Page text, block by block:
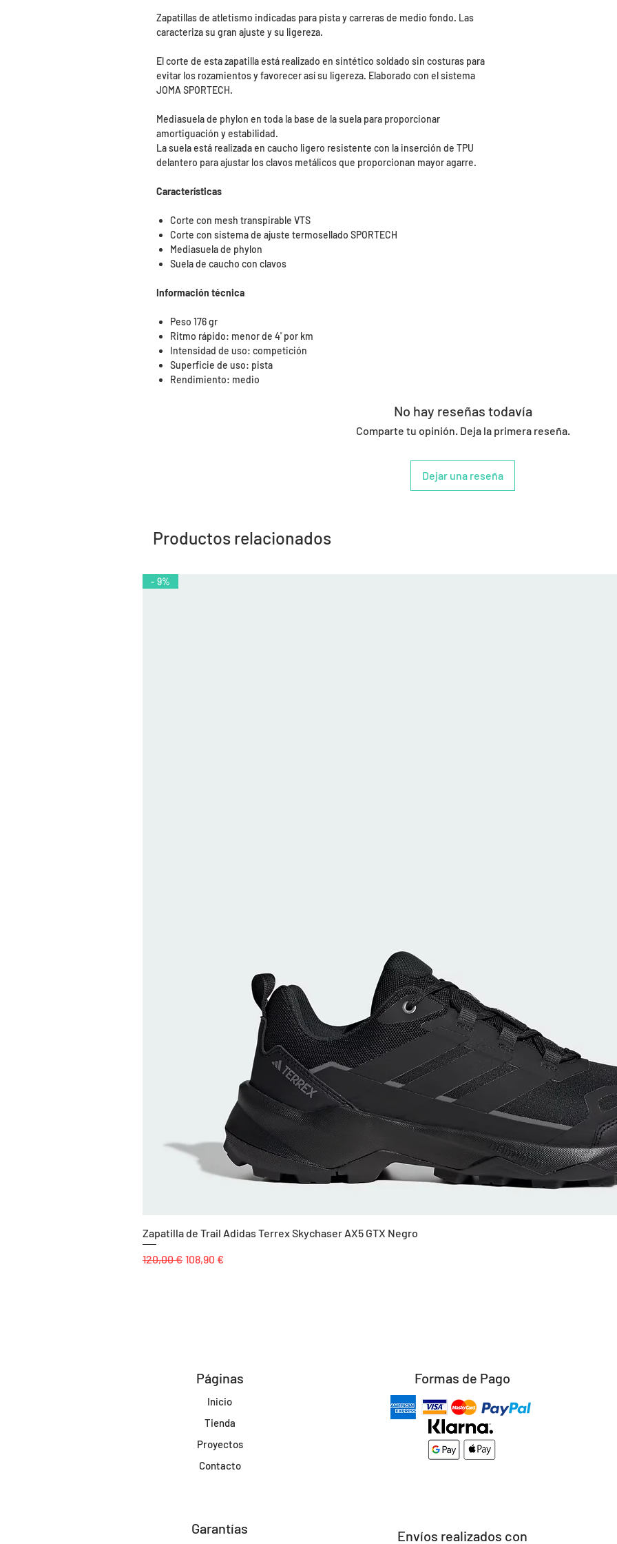
Zapatillas de atletismo indicadas para pista y carreras de medio fondo. Las
caracteriza su gran ajuste y su ligereza.
El corte de esta zapatilla está realizado en sintético soldado sin costuras para
evitar los rozamientos y favorecer así su ligereza. Elaborado con el sistema
JOMA SPORTECH.
Mediasuela de phylon en toda la base de la suela para proporcionar
amortiguación y estabilidad.
La suela está realizada en caucho ligero resistente con la inserción de TPU
delantero para ajustar los clavos metálicos que proporcionan mayor agarre.
Características
Corte con mesh transpirable VTS
Corte con sistema de ajuste termosellado SPORTECH
Mediasuela de phylon
Suela de caucho con clavos
Información técnica
Peso 176 gr
Ritmo rápido: menor de 4' por km
Intensidad de uso: competición
Superficie de uso: pista
Rendimiento: medio
No hay reseñas todavía
Comparte tu opinión. Deja la primera reseña.
Dejar una reseña
Productos relacionados
- 9%
Zapatilla de Trail Adidas Terrex Skychaser AX5 GTX Negro
Precio
120,00 € Precio de oferta
108,90 €
Páginas
Inicio
Tienda
Proyectos
Contacto
Garantías
Formas de Pago
Envíos realizados con